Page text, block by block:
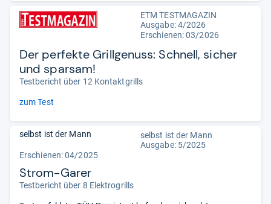
ETM TESTMAGAZIN
Ausgabe: 4/2026
Erschienen:03/2026
Der perfekte Grillgenuss: Schnell, sicher
und sparsam!
Testbericht über 12 Kontaktgrills
zum Test
selbst ist der Mann
selbst ist der Mann
Ausgabe: 5/2025
Erschienen: 04/2025
Strom-Garer
Testbericht über 8 Elektrogrills